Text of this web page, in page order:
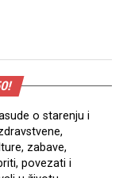
o starenju i
zabave,
povezati i